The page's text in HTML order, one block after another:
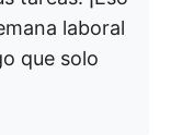
laboral
que solo